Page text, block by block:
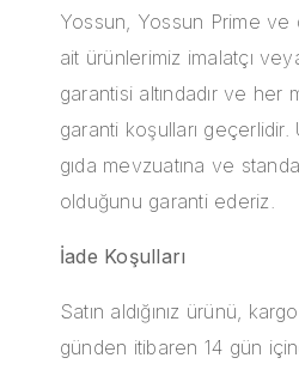
Yossun, Yossun Prime ve
ait ürünlerimiz imalatçı
garantisi altındadır ve her
garanti koşulları geçerlidir.
gıda mevzuatına ve
olduğunu garanti ederiz.
İade Koşulları
Satın aldığınız ürünü,
günden itibaren 14 gün